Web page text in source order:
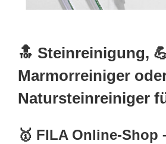
🔝 Steinreinigung,
Marmorreiniger
Natursteinreiniger
🥇 FILA Online-Shop